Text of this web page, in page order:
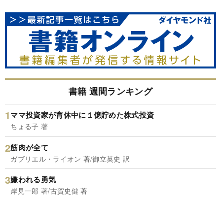
書籍 週間ランキング
ママ投資家が育休中に１億貯めた株式投資
ちょる子 著
筋肉が全て
ガブリエル・ライオン 著/御立英史 訳
嫌われる勇気
岸見一郎 著/古賀史健 著